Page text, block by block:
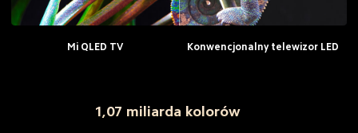
Mi QLED TV Konwencjonalny telewizor LED
1,07 miliarda kolorów